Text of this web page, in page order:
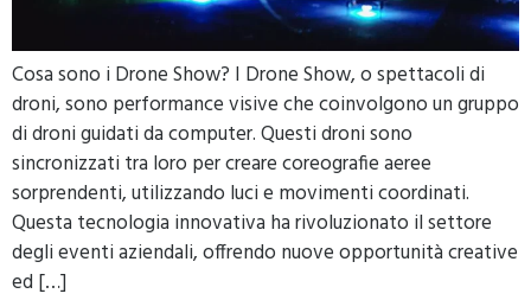
Cosa sono i Drone Show? I Drone Show, o spettacoli di
droni, sono performance visive che coinvolgono un gruppo
di droni guidati da computer. Questi droni sono
sincronizzati tra loro per creare coreografie aeree
sorprendenti, utilizzando luci e movimenti coordinati.
Questa tecnologia innovativa ha rivoluzionato il settore
degli eventi aziendali, offrendo nuove opportunità creative
ed […]